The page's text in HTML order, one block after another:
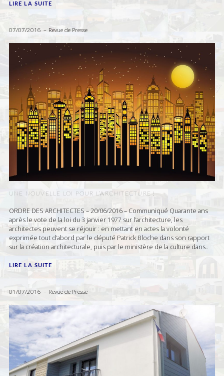
LIRE LA SUITE
07/07/2016 Revue de Presse
UNE NOUVELLE LOI POUR L’ARCHITECTURE !
ORDRE DES ARCHITECTES – 20/06/2016 – Communiqué Quarante ans
après le vote de la loi du 3 janvier 1977 sur l’architecture, les
architectes peuvent se réjouir : en mettant en actes la volonté
exprimée tout d’abord par le député Patrick Bloche dans son rapport
sur la création architecturale, puis par le ministère de la culture dans..
LIRE LA SUITE
01/07/2016 Revue de Presse